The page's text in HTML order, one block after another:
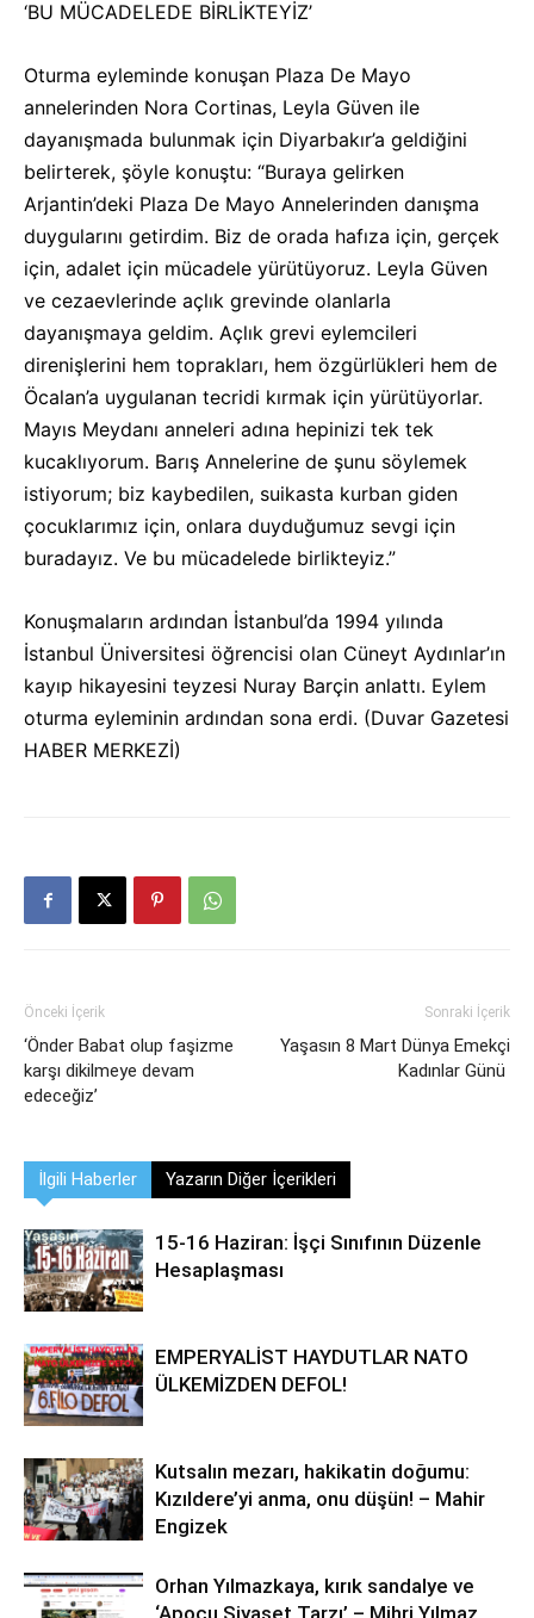
‘BU MÜCADELEDE BİRLİKTEYİZ’
Oturma eyleminde konuşan Plaza De Mayo
annelerinden Nora Cortinas, Leyla Güven ile
dayanışmada bulunmak için Diyarbakır’a geldiğini
belirterek, şöyle konuştu: “Buraya gelirken
Arjantin’deki Plaza De Mayo Annelerinden danışma
duygularını getirdim. Biz de orada hafıza için, gerçek
için, adalet için mücadele yürütüyoruz. Leyla Güven
ve cezaevlerinde açlık grevinde olanlarla
dayanışmaya geldim. Açlık grevi eylemcileri
direnişlerini hem toprakları, hem özgürlükleri hem de
Öcalan’a uygulanan tecridi kırmak için yürütüyorlar.
Mayıs Meydanı anneleri adına hepinizi tek tek
kucaklıyorum. Barış Annelerine de şunu söylemek
istiyorum; biz kaybedilen, suikasta kurban giden
çocuklarımız için, onlara duyduğumuz sevgi için
buradayız. Ve bu mücadelede birlikteyiz.”
Konuşmaların ardından İstanbul’da 1994 yılında
İstanbul Üniversitesi öğrencisi olan Cüneyt Aydınlar’ın
kayıp hikayesini teyzesi Nuray Barçin anlattı. Eylem
oturma eyleminin ardından sona erdi. (Duvar Gazetesi
HABER MERKEZİ)
Önceki İçerik
‘Önder Babat olup faşizme
karşı dikilmeye devam
edeceğiz’
Sonraki İçerik
Yaşasın 8 Mart Dünya Emekçi
Kadınlar Günü
İlgili Haberler Yazarın Diğer İçerikleri
15-16 Haziran: İşçi Sınıfının Düzenle
Hesaplaşması
EMPERYALİST HAYDUTLAR NATO
ÜLKEMİZDEN DEFOL!
Kutsalın mezarı, hakikatin doğumu:
Kızıldere’yi anma, onu düşün! – Mahir
Engizek
Orhan Yılmazkaya, kırık sandalye ve
‘Apocu Siyaset Tarzı’ – Mihri Yılmaz